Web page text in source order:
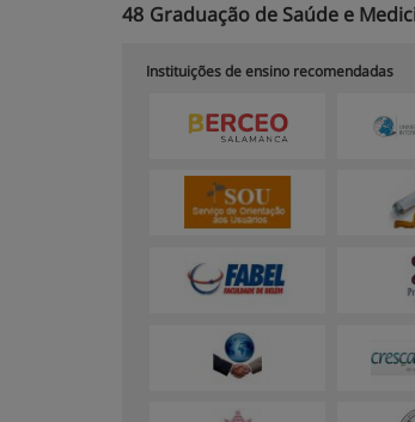
48 Graduação de Saúde e
Instituições de ensino recomendadas